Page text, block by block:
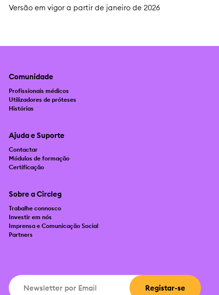
Versão em vigor a partir de janeiro de 2026
Comunidade
Profissionais médicos
Utilizadores de próteses
Histórias
Ajuda e Suporte
Contactar
Módulos de formação
Certificação
Sobre a Circleg
Trabalhe connosco
Investir em nós
Imprensa e Comunicação Social
Partners